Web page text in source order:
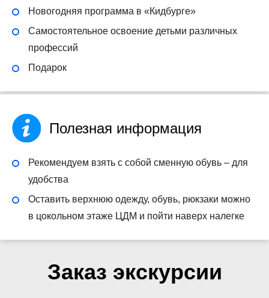
Новогодняя программа в «Кидбурге»
Самостоятельное освоение детьми различных
профессий
Подарок
Полезная информация
Рекомендуем взять с собой сменную обувь – для
удобства
Оставить верхнюю одежду, обувь, рюкзаки можно
в цокольном этаже ЦДМ и пойти наверх налегке
Заказ экскурсии